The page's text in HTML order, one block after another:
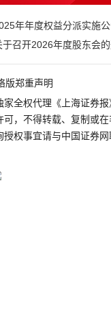
年年度权益分派实施
召开2026年度股东会
版郑重声明
全权代理《上海证券报
，不得转载、复制或在
权事宜请与中国证券网